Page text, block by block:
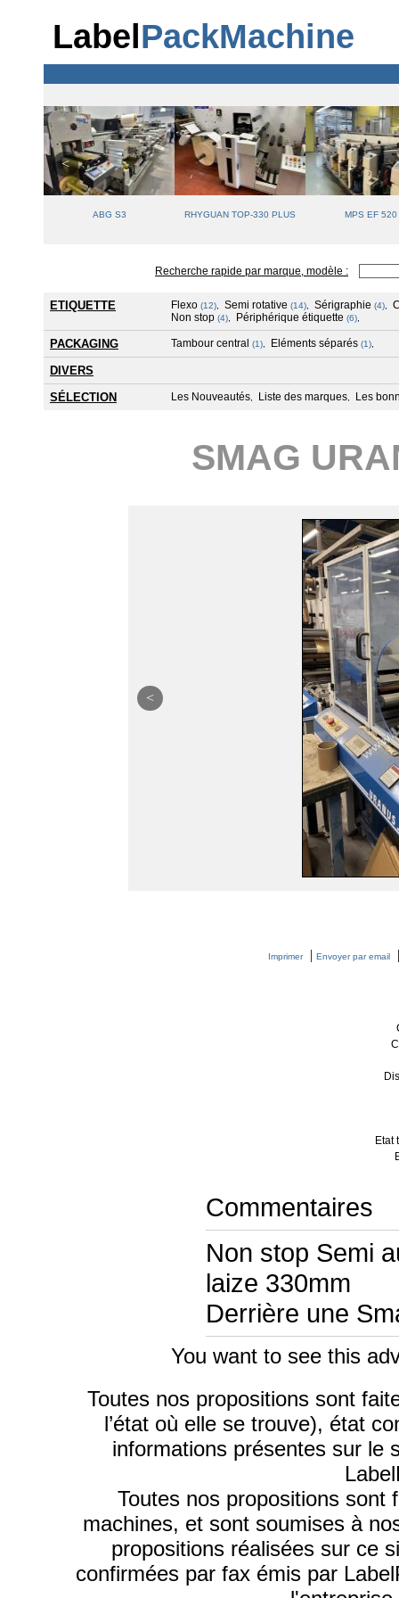
Label PackMachine
ABG S3 RHYGUAN TOP-330 PLUS MPS EF 520
Recherche rapide par marque, modèle :
ETIQUETTE Flexo (12) Semi rotative (14) Sérigraphie (4)
Non stop (4) Périphérique étiquette (6)
PACKAGING Tambour central (1) Eléments séparés (1)
DIVERS
SÉLECTION
Les Nouveautés Liste des marques Les
SMAG
Imprimer| Envoyer par email
Etat
Commentaires
Non stop Semi
laize 330mm
Derrière une
You want to see this
Toutes nos propositions sont
l’état où elle se trouve), état
informations présentes sur le
Toutes nos propositions sont
machines, et sont soumises à
propositions réalisées sur ce
confirmées par fax émis par